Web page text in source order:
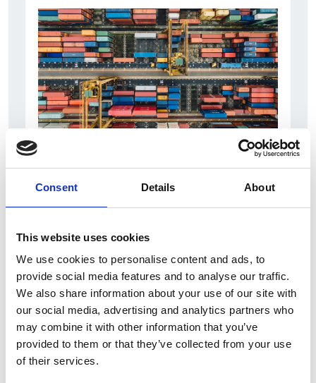
Consent Details About
This website uses cookies
We use cookies to personalise content and ads, to
provide social media features and to analyse our traffic.
We also share information about your use of our site with
our social media, advertising and analytics partners who
may combine it with other information that you’ve
provided to them or that they’ve collected from your use
of their services.
deset miliard eur
Česká republika